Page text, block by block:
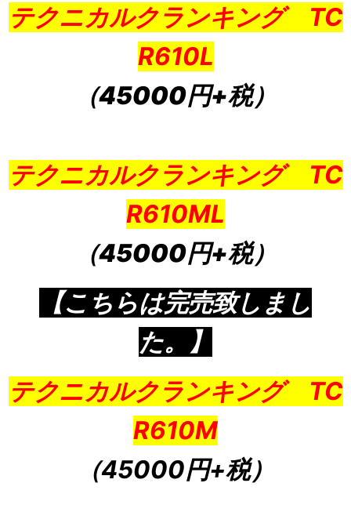
テクニカルクランキング TC
R610L
（45000円+税）
テクニカルクランキング TC
R610ML
（45000円+税）
【こちらは完売致しまし
た。】
テクニカルクランキング TC
R610M
（45000円+税）